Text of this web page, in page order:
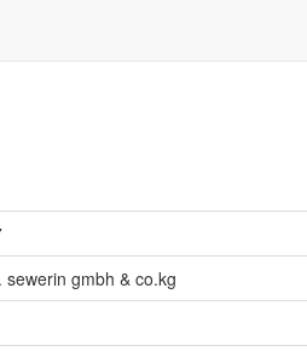
sewerin gmbh & co.kg